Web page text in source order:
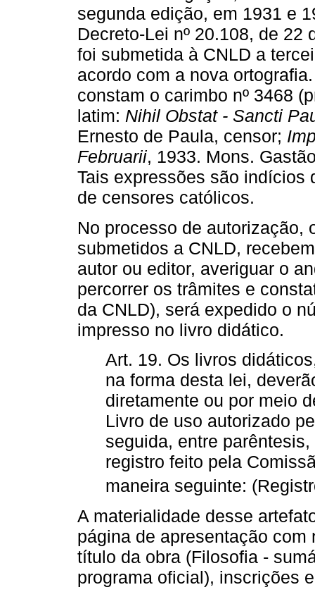
segunda edição, em 1931 e
Decreto-Lei nº 20.108, de
foi submetida à CNLD a
acordo com a nova
constam o carimbo nº 3468
latim: Nihil Obstat - Sancti
Ernesto de Paula, censor;
Februarii, 1933. Mons.
Tais expressões são indícios
de censores católicos.
No processo de autorização,
submetidos a CNLD,
autor ou editor, averiguar o
percorrer os trâmites e
da CNLD), será expedido o
impresso no livro didático.
Art. 19. Os livros
na forma desta lei,
diretamente ou por meio
Livro de uso autorizado
seguida, entre
registro feito pela
maneira seguinte:
A materialidade desse
página de apresentação com
título da obra (Filosofia -
programa oficial), inscrições